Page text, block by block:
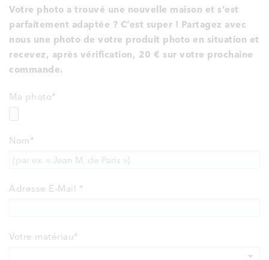
Votre photo a trouvé une nouvelle maison et s’est
parfaitement adaptée ? C’est super ! Partagez avec
nous une photo de votre produit photo en situation et
recevez, après vérification, 20 € sur votre prochaine
commande.
Ma photo*
Nom*
Adresse E-Mail *
Votre matériau*